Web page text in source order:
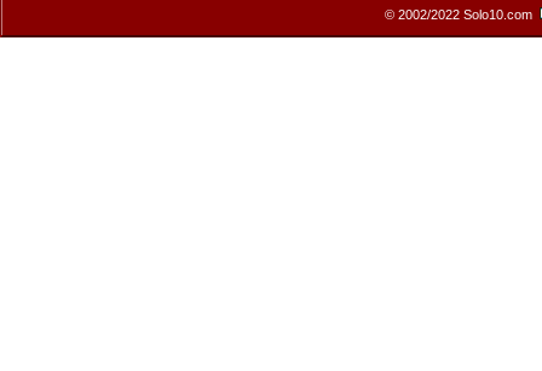
© 2002/2022 Solo10.com